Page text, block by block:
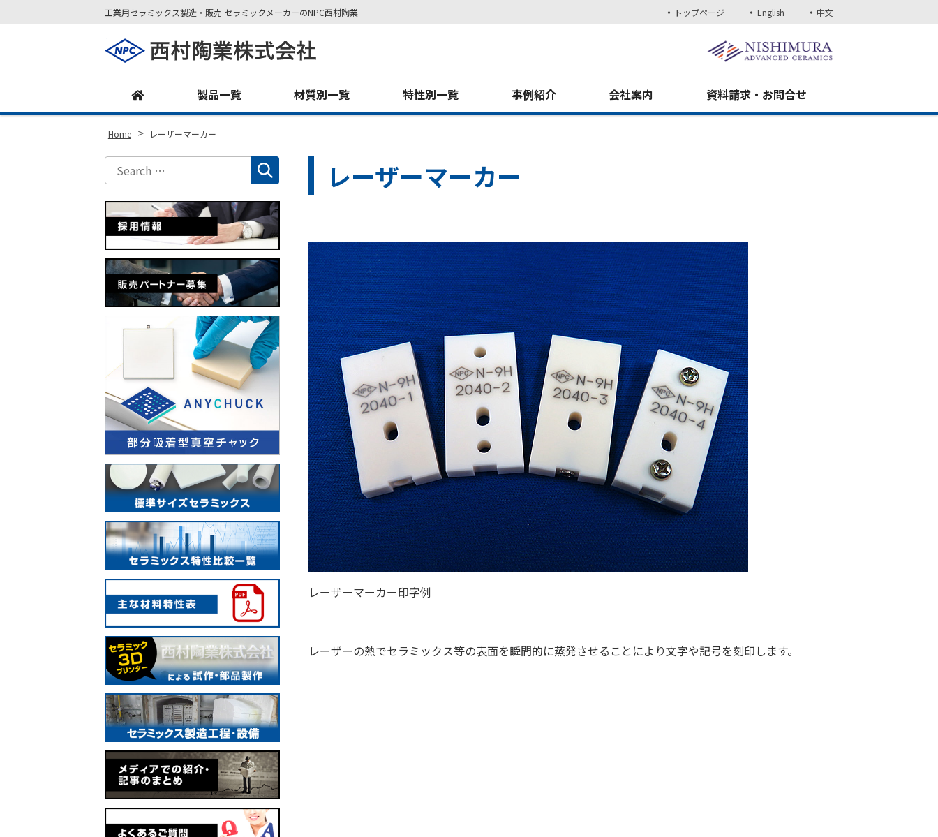
工業用セラミックス製造・販売 セラミックメーカーのNPC西村陶業 トップページ English 中文
製品一覧 材質別一覧 特性別一覧 事例紹介 会社案内 資料請求・お問合せ
Home > レーザーマーカー
レーザーマーカー
レーザーマーカー印字例
レーザーの熱でセラミックス等の表面を瞬間的に蒸発させることにより文字や記号を刻印します。